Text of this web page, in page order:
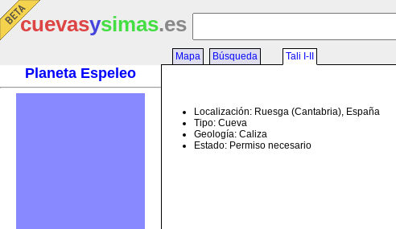
cuevasysimas.es
Planeta Espeleo
Mapa Búsqueda Tali I-II
Localización: Ruesga (Cantabria), España
Tipo: Cueva
Geología: Caliza
Estado: Permiso necesario